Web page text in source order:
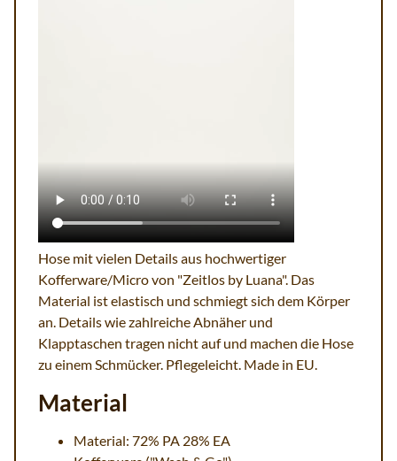
Hose mit vielen Details aus hochwertiger
Kofferware/Micro von "Zeitlos by Luana". Das
Material ist elastisch und schmiegt sich dem Körper
an. Details wie zahlreiche Abnäher und
Klapptaschen tragen nicht auf und machen die Hose
zu einem Schmücker. Pflegeleicht. Made in EU.
Material
Material: 72% PA 28% EA